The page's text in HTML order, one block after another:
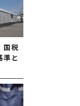
国税
準と